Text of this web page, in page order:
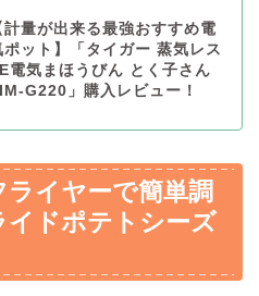
計量が出来る最強おすすめ電
ポット】「タイガー 蒸気レス
電気まほうびん とく子さん
G220」購入レビュー！
イヤーで簡単調
ドポテトシーズ